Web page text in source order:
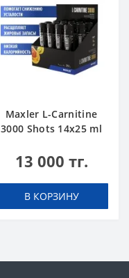
Maxler L-Carnitine
3000 Shots 14x25 ml
13 000 тг.
В КОРЗИНУ